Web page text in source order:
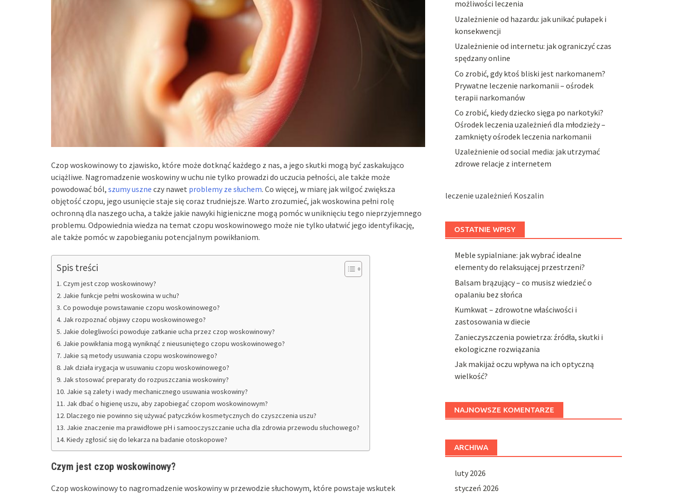
Czop woskowinowy to zjawisko, które może dotknąć każdego z nas, a jego skutki mogą być zaskakująco
uciążliwe. Nagromadzenie woskowiny w uchu nie tylko prowadzi do uczucia pełności, ale także może
powodować ból, szumy uszne czy nawet problemy ze słuchem. Co więcej, w miarę jak wilgoć zwiększa
objętość czopu, jego usunięcie staje się coraz trudniejsze. Warto zrozumieć, jak woskowina pełni rolę
ochronną dla naszego ucha, a także jakie nawyki higieniczne mogą pomóc w uniknięciu tego nieprzyjemnego
problemu. Odpowiednia wiedza na temat czopu woskowinowego może nie tylko ułatwić jego identyfikację,
ale także pomóc w zapobieganiu potencjalnym powikłaniom.
Spis treści
Czym jest czop woskowinowy?
Jakie funkcje pełni woskowina w uchu?
Co powoduje powstawanie czopu woskowinowego?
Jak rozpoznać objawy czopu woskowinowego?
Jakie dolegliwości powoduje zatkanie ucha przez czop woskowinowy?
Jakie powikłania mogą wyniknąć z nieusuniętego czopu woskowinowego?
Jakie są metody usuwania czopu woskowinowego?
Jak działa irygacja w usuwaniu czopu woskowinowego?
Jak stosować preparaty do rozpuszczania woskowiny?
Jakie są zalety i wady mechanicznego usuwania woskowiny?
Jak dbać o higienę uszu, aby zapobiegać czopom woskowinowym?
Dlaczego nie powinno się używać patyczków kosmetycznych do czyszczenia uszu?
Jakie znaczenie ma prawidłowe pH i samooczyszczanie ucha dla zdrowia przewodu słuchowego?
Kiedy zgłosić się do lekarza na badanie otoskopowe?
Czym jest czop woskowinowy?
Czop woskowinowy to nagromadzenie woskowiny w przewodzie słuchowym, które powstaje wskutek
możliwości leczenia
Uzależnienie od hazardu: jak unikać pułapek i
konsekwencji
Uzależnienie od internetu: jak ograniczyć czas
spędzany online
Co zrobić, gdy ktoś bliski jest narkomanem?
Prywatne leczenie narkomanii – ośrodek
terapii narkomanów
Co zrobić, kiedy dziecko sięga po narkotyki?
Ośrodek leczenia uzależnień dla młodzieży –
zamknięty ośrodek leczenia narkomanii
Uzależnienie od social media: jak utrzymać
zdrowe relacje z internetem
leczenie uzależnień Koszalin
OSTATNIE WPISY
Meble sypialniane: jak wybrać idealne
elementy do relaksującej przestrzeni?
Balsam brązujący – co musisz wiedzieć o
opalaniu bez słońca
Kumkwat – zdrowotne właściwości i
zastosowania w diecie
Zanieczyszczenia powietrza: źródła, skutki i
ekologiczne rozwiązania
Jak makijaż oczu wpływa na ich optyczną
wielkość?
NAJNOWSZE KOMENTARZE
ARCHIWA
luty 2026
styczeń 2026